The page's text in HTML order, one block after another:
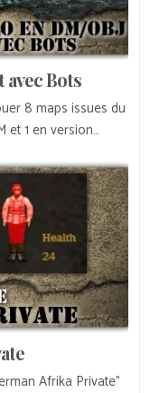
avec Bots
8 maps issues du
et 1 en version…
Afrika Private”